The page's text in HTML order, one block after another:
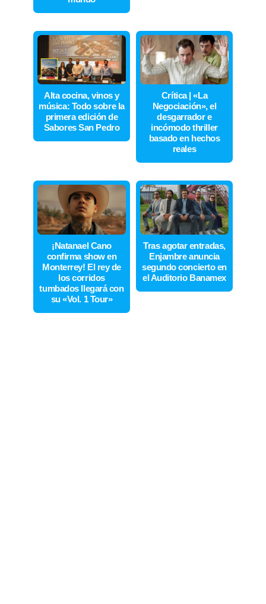
Alta cocina, vinos y
música: Todo sobre la
primera edición de
Sabores San Pedro
Crítica | «La
Negociación», el
desgarrador e
incómodo thriller
basado en hechos
reales
¡Natanael Cano
confirma show en
Monterrey! El rey de
los corridos
tumbados llegará con
su «Vol. 1 Tour»
Tras agotar entradas,
Enjambre anuncia
segundo concierto en
el Auditorio Banamex